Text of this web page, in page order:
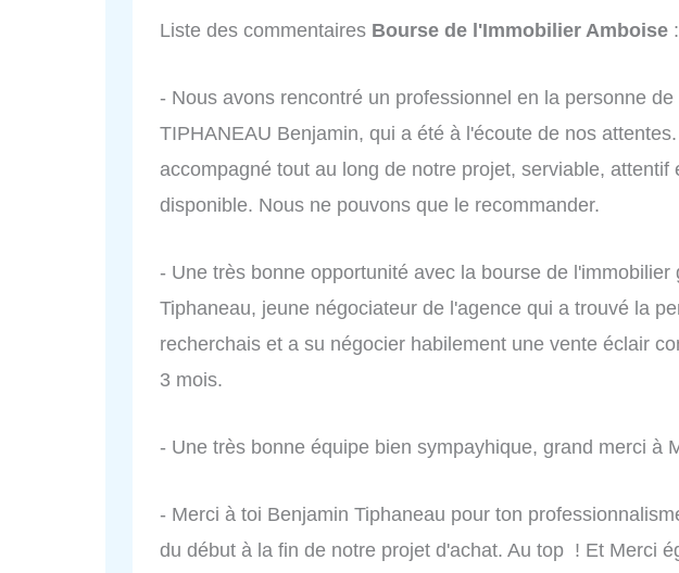
Liste des commentaires Bourse de l'Immobilier Amboise :
- Nous avons rencontré un professionnel en la personne de
TIPHANEAU Benjamin, qui a été à l'écoute de nos
accompagné tout au long de notre projet, serviable, attentif
disponible. Nous ne pouvons que le recommander.
- Une très bonne opportunité avec la bourse de l'immobilier
Tiphaneau, jeune négociateur de l'agence qui a trouvé la
recherchais et a su négocier habilement une vente éclair
3 mois.
- Une très bonne équipe bien sympayhique, grand merci à
- Merci à toi Benjamin Tiphaneau pour ton
du début à la fin de notre projet d'achat. Au top ! Et Merci